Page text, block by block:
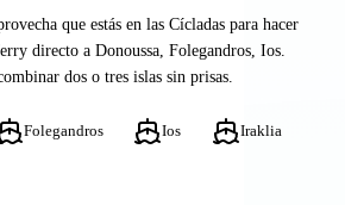
que estás en las Cícladas para hacer
directo a Donoussa, Folegandros, Ios.
dos o tres islas sin prisas.
Folegandros Ios Iraklia